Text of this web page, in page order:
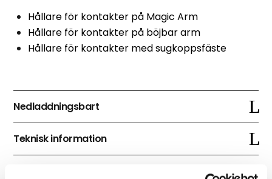
Hållare för kontakter på Magic Arm
Hållare för kontakter på böjbar arm
Hållare för kontakter med sugkoppsfäste
Nedladdningsbart
Teknisk information